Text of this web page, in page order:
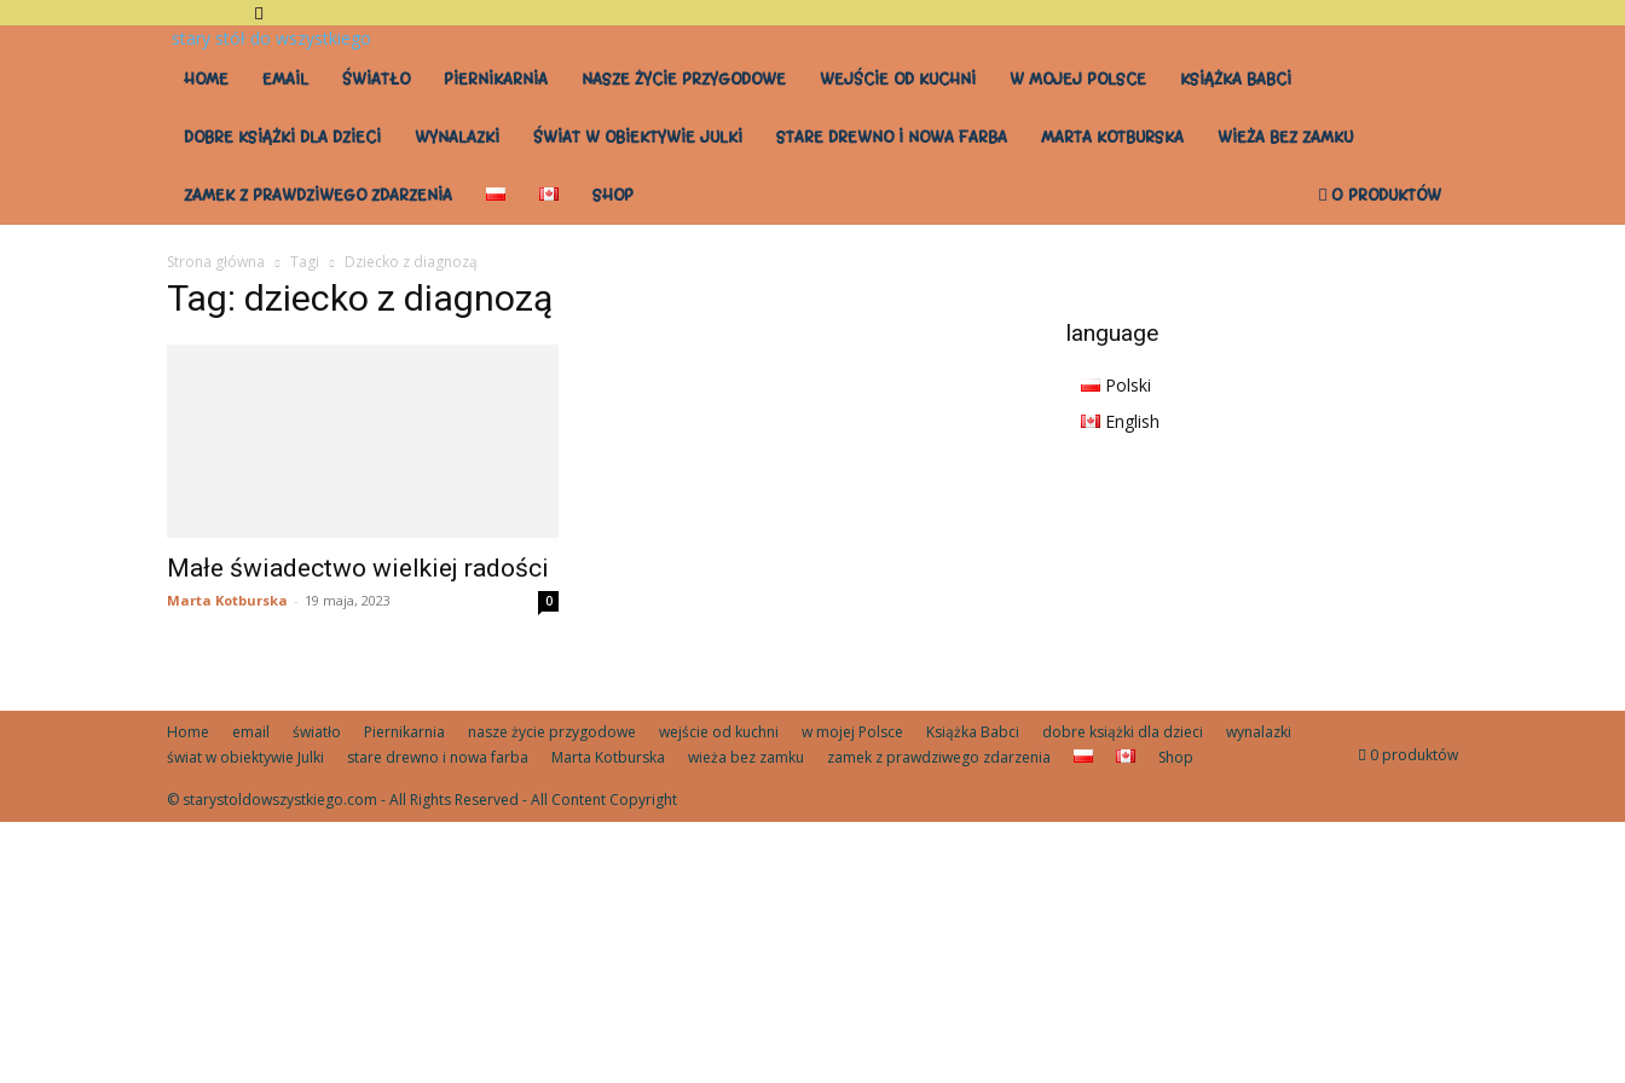
stary stół do wszystkiego
HOME
EMAIL ŚWIATŁO PIERNIKARNIA NASZE ŻYCIE PRZYGODOWE WEJŚCIE OD KUCHNI W MOJEJ POLSCE KSIĄŻKA BABCI
DOBRE KSIĄŻKI DLA DZIECI WYNALAZKI ŚWIAT W OBIEKTYWIE JULKI STARE DREWNO I NOWA FARBA MARTA KOTBURSKA WIEŻA BEZ ZAMKU
ZAMEK Z PRAWDZIWEGO ZDARZENIA SHOP 0 PRODUKTÓW
Strona główna Tagi Dziecko z diagnozą
Tag: dziecko z diagnozą
Małe świadectwo wielkiej radości
Marta Kotburska - 19 maja, 2023 0
language
Polski
English
Home email światło Piernikarnia nasze życie przygodowe wejście od kuchni w mojej Polsce Książka Babci dobre książki dla dzieci
wynalazki
świat w obiektywie Julki
stare drewno i nowa farba Marta Kotburska wieża bez zamku zamek z prawdziwego zdarzenia Shop 0 produktów
© starystoldowszystkiego.com - All Rights Reserved - All Content Copyright